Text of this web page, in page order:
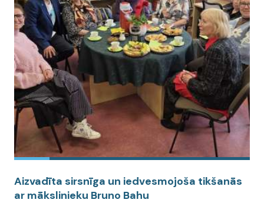
Aizvadīta sirsnīga un iedvesmojoša tikšanās
ar mākslinieku Bruno Bahu